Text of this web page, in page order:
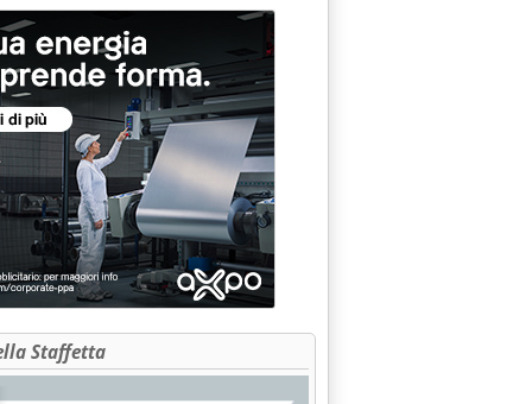
0.0.
Staffetta